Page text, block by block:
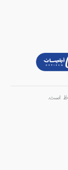
است.